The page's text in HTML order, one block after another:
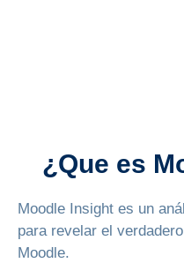
¿Que es
Moodle Insight es un
para revelar el
Moodle.